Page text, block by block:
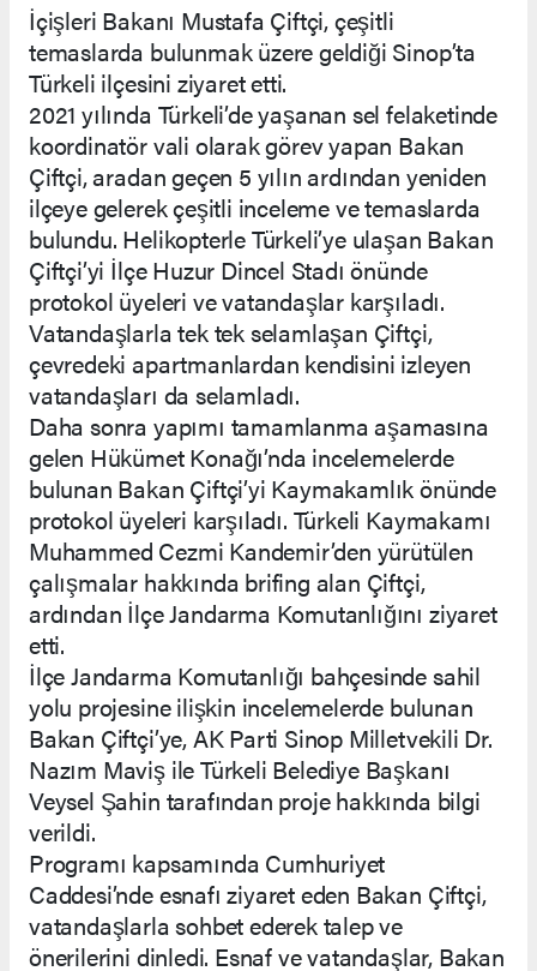
İçişleri Bakanı Mustafa Çiftçi, çeşitli
temaslarda bulunmak üzere geldiği Sinop’ta
Türkeli ilçesini ziyaret etti.
2021 yılında Türkeli’de yaşanan sel felaketinde
koordinatör vali olarak görev yapan Bakan
Çiftçi, aradan geçen 5 yılın ardından yeniden
ilçeye gelerek çeşitli inceleme ve temaslarda
bulundu. Helikopterle Türkeli’ye ulaşan Bakan
Çiftçi’yi İlçe Huzur Dincel Stadı önünde
protokol üyeleri ve vatandaşlar karşıladı.
Vatandaşlarla tek tek selamlaşan Çiftçi,
çevredeki apartmanlardan kendisini izleyen
vatandaşları da selamladı.
Daha sonra yapımı tamamlanma aşamasına
gelen Hükümet Konağı’nda incelemelerde
bulunan Bakan Çiftçi’yi Kaymakamlık önünde
protokol üyeleri karşıladı. Türkeli Kaymakamı
Muhammed Cezmi Kandemir’den yürütülen
çalışmalar hakkında brifing alan Çiftçi,
ardından İlçe Jandarma Komutanlığını ziyaret
etti.
İlçe Jandarma Komutanlığı bahçesinde sahil
yolu projesine ilişkin incelemelerde bulunan
Bakan Çiftçi’ye, AK Parti Sinop Milletvekili Dr.
Nazım Maviş ile Türkeli Belediye Başkanı
Veysel Şahin tarafından proje hakkında bilgi
verildi.
Programı kapsamında Cumhuriyet
Caddesi’nde esnafı ziyaret eden Bakan Çiftçi,
vatandaşlarla sohbet ederek talep ve
önerilerini dinledi. Esnaf ve vatandaşlar, Bakan